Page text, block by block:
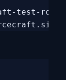
test-